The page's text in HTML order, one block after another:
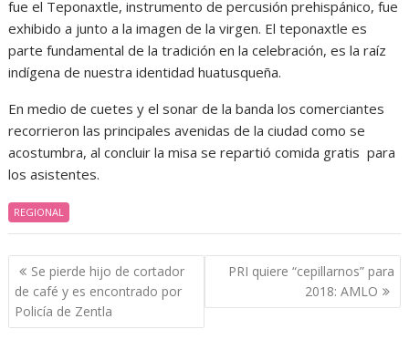
fue el Teponaxtle, instrumento de percusión prehispánico, fue
exhibido a junto a la imagen de la virgen. El teponaxtle es
parte fundamental de la tradición en la celebración, es la raíz
indígena de nuestra identidad huatusqueña.
En medio de cuetes y el sonar de la banda los comerciantes
recorrieron las principales avenidas de la ciudad como se
acostumbra, al concluir la misa se repartió comida gratis para
los asistentes.
REGIONAL
Navegación
de
entradas
Se pierde hijo de cortador
de café y es encontrado por
Policía de Zentla
PRI quiere “cepillarnos” para
2018: AMLO